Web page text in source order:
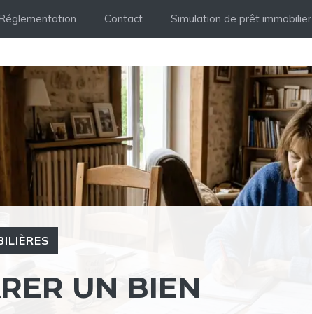
Contact Simulation de prêt immobilier
UN BIEN